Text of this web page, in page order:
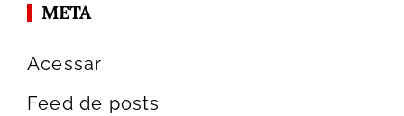
META
Acessar
Feed de posts